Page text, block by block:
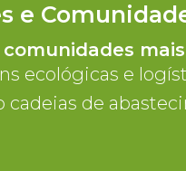
e
ecológicas e
cadeias de